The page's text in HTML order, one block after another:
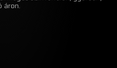
áron.